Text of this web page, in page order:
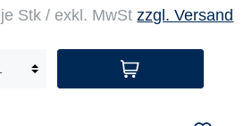
je Stk / exkl. MwStzzgl. Versand